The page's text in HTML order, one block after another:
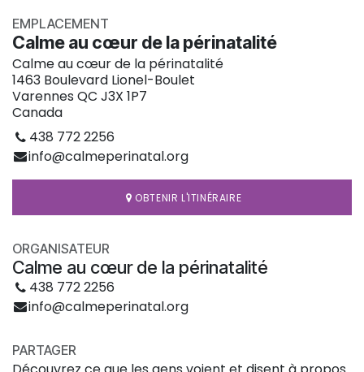
EMPLACEMENT
Calme au cœur de la périnatalité
Calme au cœur de la périnatalité
1463 Boulevard Lionel-Boulet
Varennes QC J3X 1P7
Canada
438 772 2256
info@calmeperinatal.org
OBTENIR L'ITINÉRAIRE
ORGANISATEUR
Calme au cœur de la périnatalité
438 772 2256
info@calmeperinatal.org
PARTAGER